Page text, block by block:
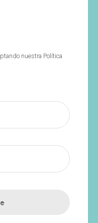
nuestra Política